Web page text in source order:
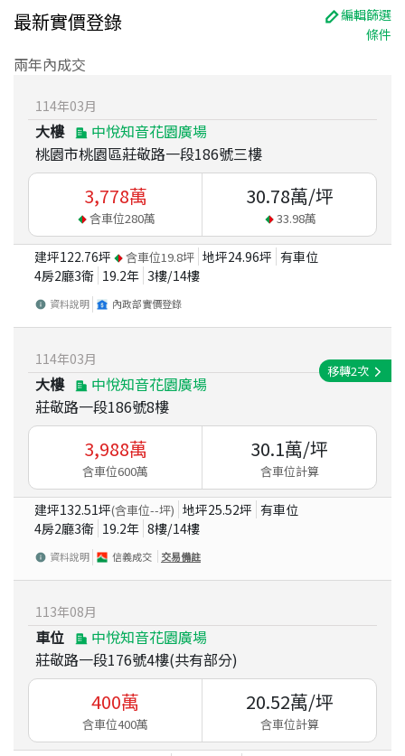
最新實價登錄
編輯篩選
條件
兩年內成交
114年03月
大樓
中悅知音花園廣場
桃園市桃園區莊敬路一段186號三樓
3,778萬
含車位280萬
30.78萬/坪
33.98萬
建坪122.76坪 含車位19.8坪 地坪24.96坪 有車位
4房2廳3衛 19.2年 3樓/14樓
資料說明 內政部實價登錄
114年03月
大樓
中悅知音花園廣場
莊敬路一段186號8樓
移轉2次
3,988萬
含車位600萬
30.1萬/坪
含車位計算
建坪132.51坪(含車位--坪) 地坪25.52坪 有車位
4房2廳3衛 19.2年 8樓/14樓
資料說明 信義成交 交易備註
113年08月
車位
中悅知音花園廣場
莊敬路一段176號4樓(共有部分)
400萬
含車位400萬
20.52萬/坪
含車位計算